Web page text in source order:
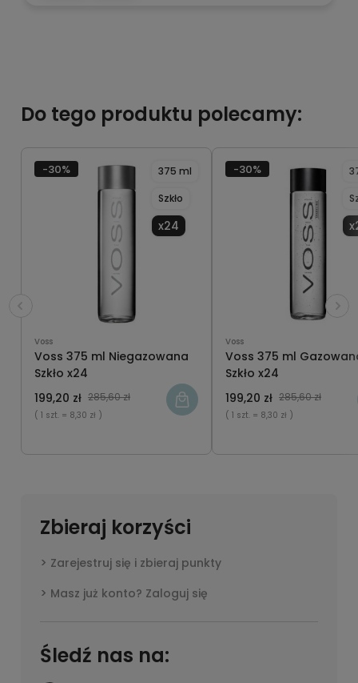
Do tego produktu polecamy:
Voss
Voss 375 ml Niegazowana
Szkło x24
375 ml
Szkło
x24
199,20 zł 285,60 zł
( 1 szt. = 8,30 zł )
-30%
Voss
Voss 375 ml
Szkło x24
199,20 zł 285,60 zł
( 1 szt. = 8,30 zł )
-30%
Zbieraj korzyści
Zarejestruj się i zbieraj punkty
Masz już konto? Zaloguj się
Śledź nas na: